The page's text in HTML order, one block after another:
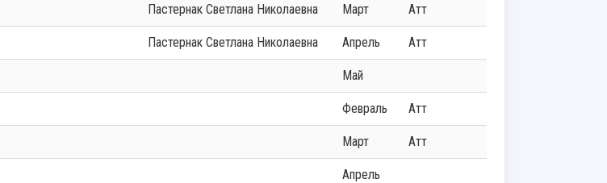
Пастернак Светлана Николаевна Март Атт
Пастернак Светлана Николаевна Апрель Атт
Май
Февраль Атт
Март Атт
Апрель